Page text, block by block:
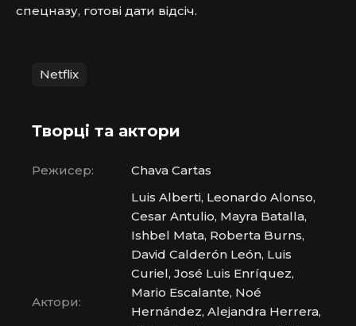
спецназу, готові дати відсіч.
Netflix
Творці та актори
Режисер: Chava Cartas
Актори:
Luis Alberti, Leonardo Alonso,
Cesar Antulio, Mayra Batalla,
Ishbel Mata, Roberta Burns,
David Calderón León, Luis
Curiel, José Luis Enríquez,
Mario Escalante, Noé
Hernández, Alejandra Herrera,